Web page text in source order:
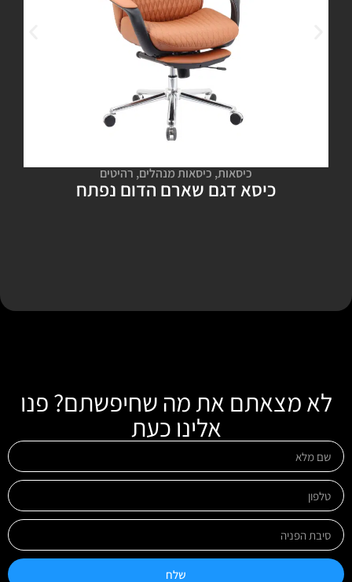
כיסאות, כיסאות מנהלים, רהיטים
כיסא דגם שארם הדום נפתח
לא מצאתם את מה שחיפשתם? פנו
אלינו כעת
שלח